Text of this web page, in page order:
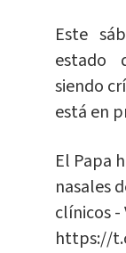
Este
estado
siendo
está en
El Papa
nasales
clínicos -
https://